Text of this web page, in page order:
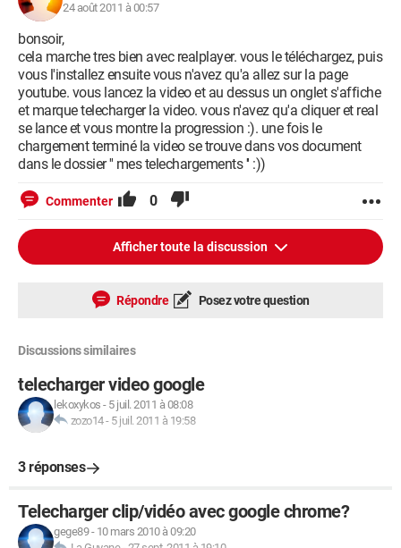
24 août 2011 à 00:57
bonsoir,
cela marche tres bien avec realplayer. vous le téléchargez, puis
vous l'installez ensuite vous n'avez qu'a allez sur la page
youtube. vous lancez la video et au dessus un onglet s'affiche
et marque telecharger la video. vous n'avez qu'a cliquer et real
se lance et vous montre la progression :). une fois le
chargement terminé la video se trouve dans vos document
dans le dossier '' mes telechargements '' :))
Commenter 0
Afficher toute la discussion
Répondre Posez votre question
Discussions similaires
telecharger video google
lekoxykos - 5 juil. 2011 à 08:08
zozo14- 5 juil. 2011 à 19:58
3 réponses
Telecharger clip/vidéo avec google chrome?
gege89- 10 mars 2010 à 09:20